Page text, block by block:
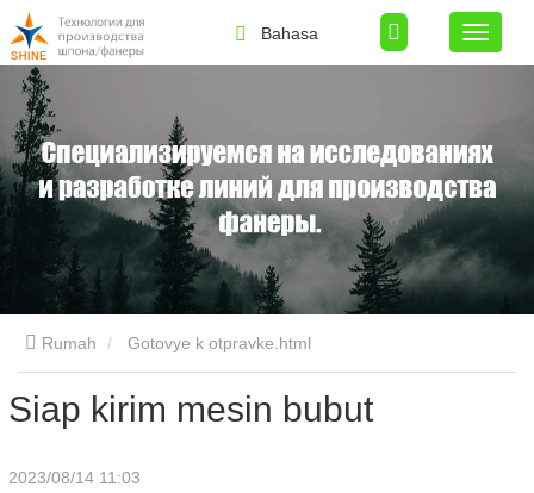
Bahasa
Rumah Gotovye k otpravke.html
Siap kirim mesin bubut
2023/08/14 11:03